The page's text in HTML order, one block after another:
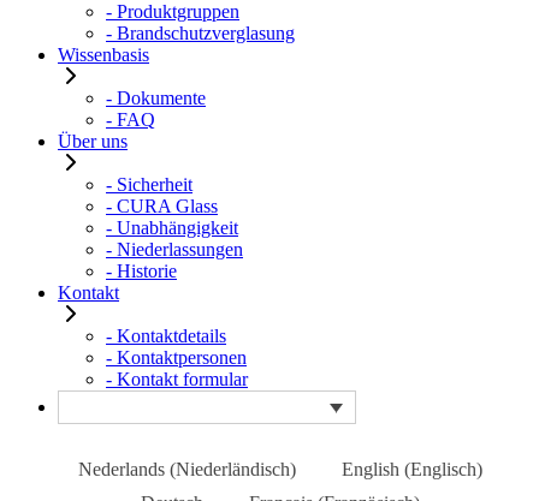
- Produktgruppen
- Brandschutzverglasung
Wissenbasis
- Dokumente
- FAQ
Über uns
- Sicherheit
- CURA Glass
- Unabhängigkeit
- Niederlassungen
- Historie
Kontakt
- Kontaktdetails
- Kontaktpersonen
- Kontakt formular
Nederlands (Niederländisch) English (Englisch)